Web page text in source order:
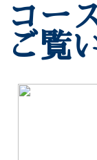
コー
ご覧